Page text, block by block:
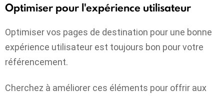
Optimiser pour l'expérience utilisateur
Optimiser vos pages de destination pour une bonne
expérience utilisateur est toujours bon pour votre
référencement.
Cherchez à améliorer ces éléments pour offrir aux